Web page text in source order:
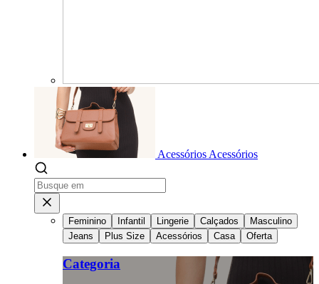
Acessórios Acessórios
Feminino Infantil Lingerie Calçados
Masculino
Jeans
Plus Size Acessórios Casa Oferta
Categoria